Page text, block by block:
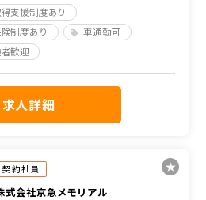
支援制度あり
制度あり
車通勤可
歓迎
求人詳細
契約社員
式会社京急メモリアル